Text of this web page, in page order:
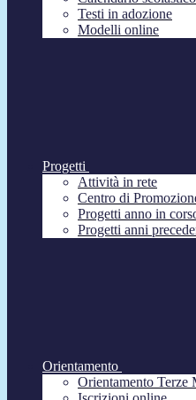
Testi in adozione
Modelli online
Progetti
Attività in rete
Centro di
Progetti anno in
Progetti anni
Orientamento
Orientamento Terze